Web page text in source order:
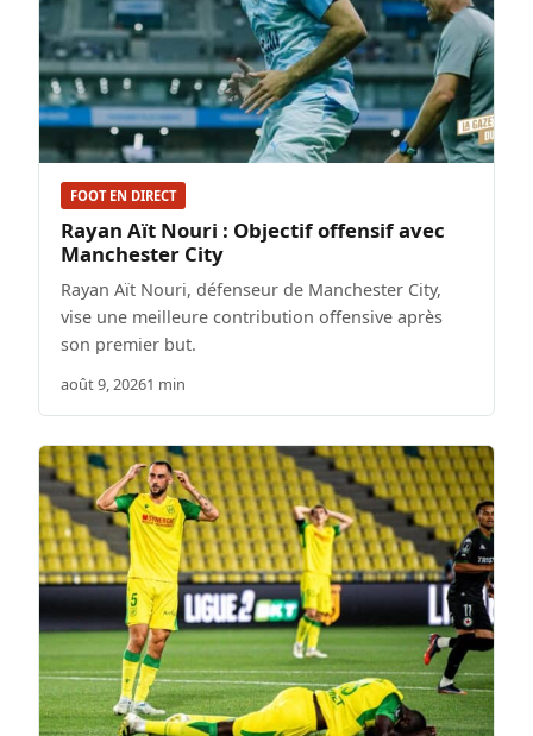
FOOT EN DIRECT
Rayan Aït Nouri : Objectif offensif avec
Manchester City
Rayan Aït Nouri, défenseur de Manchester City,
vise une meilleure contribution offensive après
son premier but.
août 9, 20261 min